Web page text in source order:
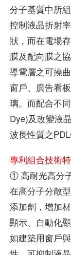
分子基質中所
控制液晶折射
狀，而在電場
膜及配向膜之
導電層之可撓
窗戶、廣告看
璃。而配合不
Dye)及改變液
波長性質之
專利組合技術
① 高耐光高分
在高分子分散
添加劑，增加
顯示、自動化
如建築用窗戶